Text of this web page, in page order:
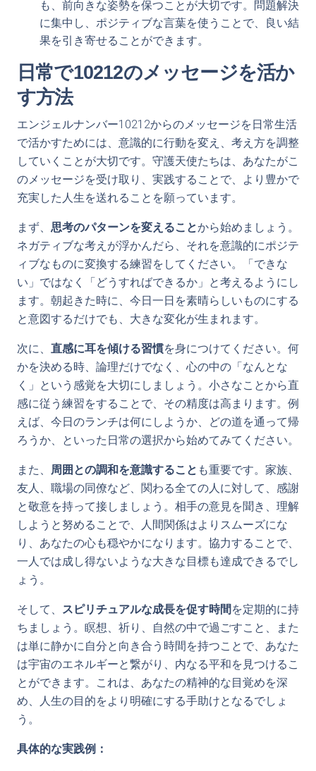
も、前向きな姿勢を保つことが大切です。問題解決
に集中し、ポジティブな言葉を使うことで、良い結
果を引き寄せることができます。
日常で10212のメッセージを活か
す方法
エンジェルナンバー10212からのメッセージを日常生活
で活かすためには、意識的に行動を変え、考え方を調整
していくことが大切です。守護天使たちは、あなたがこ
のメッセージを受け取り、実践することで、より豊かで
充実した人生を送れることを願っています。
まず、 思考のパターンを変えることから始めましょう。
ネガティブな考えが浮かんだら、それを意識的にポジテ
ィブなものに変換する練習をしてください。「できな
い」ではなく「どうすればできるか」と考えるようにし
ます。朝起きた時に、今日一日を素晴らしいものにする
と意図するだけでも、大きな変化が生まれます。
次に、 直感に耳を傾ける習慣を身につけてください。何
かを決める時、論理だけでなく、心の中の「なんとな
く」という感覚を大切にしましょう。小さなことから直
感に従う練習をすることで、その精度は高まります。例
えば、今日のランチは何にしようか、どの道を通って帰
ろうか、といった日常の選択から始めてみてください。
また、 周囲との調和を意識すること も重要です。家族、
友人、職場の同僚など、関わる全ての人に対して、感謝
と敬意を持って接しましょう。相手の意見を聞き、理解
しようと努めることで、人間関係はよりスムーズにな
り、あなたの心も穏やかになります。協力することで、
一人では成し得ないような大きな目標も達成できるでし
ょう。
そして、 スピリチュアルな成長を促す時間 を定期的に持
ちましょう。瞑想、祈り、自然の中で過ごすこと、また
は単に静かに自分と向き合う時間を持つことで、あなた
は宇宙のエネルギーと繋がり、内なる平和を見つけるこ
とができます。これは、あなたの精神的な目覚めを深
め、人生の目的をより明確にする手助けとなるでしょ
う。
具体的な実践例：